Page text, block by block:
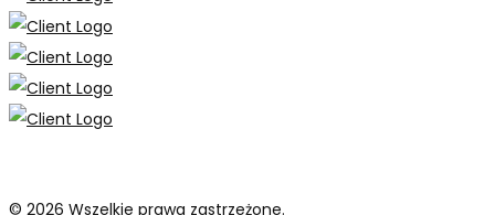
© 2026 Wszelkie prawa zastrzeżone.